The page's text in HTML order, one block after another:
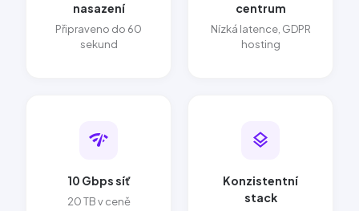
nasazení
Připraveno do 60
sekund
centrum
Nízká latence, GDPR
hosting
network_check
10 Gbps síť
20 TB v ceně
layers
Konzistentní
stack